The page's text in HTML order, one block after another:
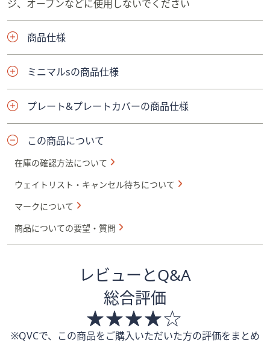
ジ、オーブンなどに使用しないでください
商品仕様
ミニマルsの商品仕様
プレート&プレートカバーの商品仕様
この商品について
在庫の確認方法について
ウェイトリスト・キャンセル待ちについて
マークについて
商品についての要望・質問
レビューとQ&A
総合評価
※QVCで、この商品をご購入いただいた方の評価をまとめ